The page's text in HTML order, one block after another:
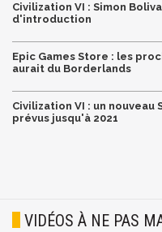
Civilization VI : Simon
d'introduction
Epic Games Store : les
aurait du Borderlands
Civilization VI : un nouveau
prévus jusqu'à 2021
VIDÉOS À NE PAS